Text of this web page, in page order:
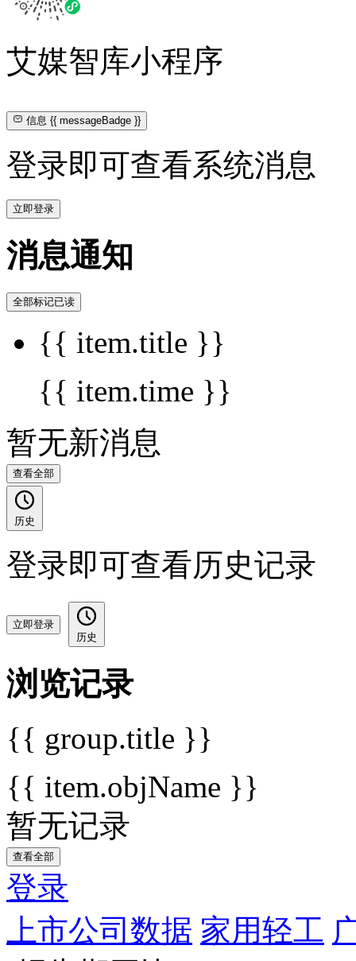
艾媒智库小程序
信息{{ messageBadge }}
登录即可查看系统消息
立即登录
消息通知
全部标记已读
{{ item.title }}
{{ item.time }}
暂无新消息
查看全部
历史
登录即可查看历史记录
立即登录
历史
浏览记录
{{ group.title }}
{{ item.objName }}
暂无记录
查看全部
登录
上市公司数据 家用轻工